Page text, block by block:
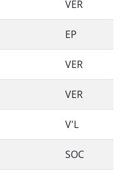
VER
EP
VER
VER
V'L
SOC